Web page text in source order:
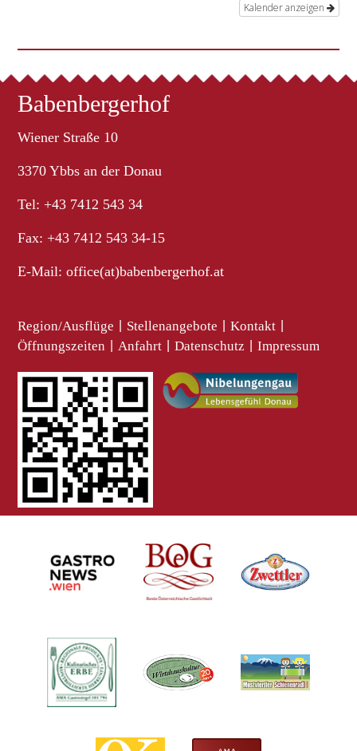
Kalender anzeigen
Babenbergerhof
Wiener Straße 10
3370 Ybbs an der Donau
Tel: +43 7412 543 34
Fax: +43 7412 543 34-15
E-Mail:office(at)babenbergerhof.at
Region/Ausflüge Stellenangebote Kontakt
Öffnungszeiten Anfahrt Datenschutz Impressum